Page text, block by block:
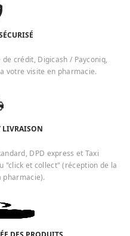
crédit, Digicash / Payconiq,
votre visite en pharmacie.
LIVRAISON
DPD express et Taxi
"click et collect" (réception de la
pharmacie).